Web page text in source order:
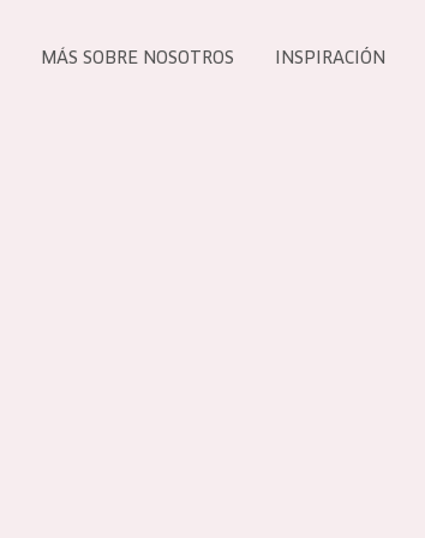
MÁS SOBRE NOSOTROS INSPIRACIÓN